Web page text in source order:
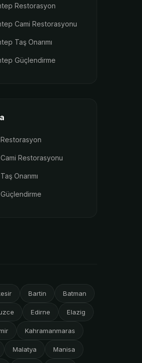
Restorasyon
Cami Restorasyonu
Taş Onarımı
Güçlendirme
Restorasyonu
Onarımı
Bartin Batman
Edirne Elazig
Kahramanmaras
Malatya Manisa